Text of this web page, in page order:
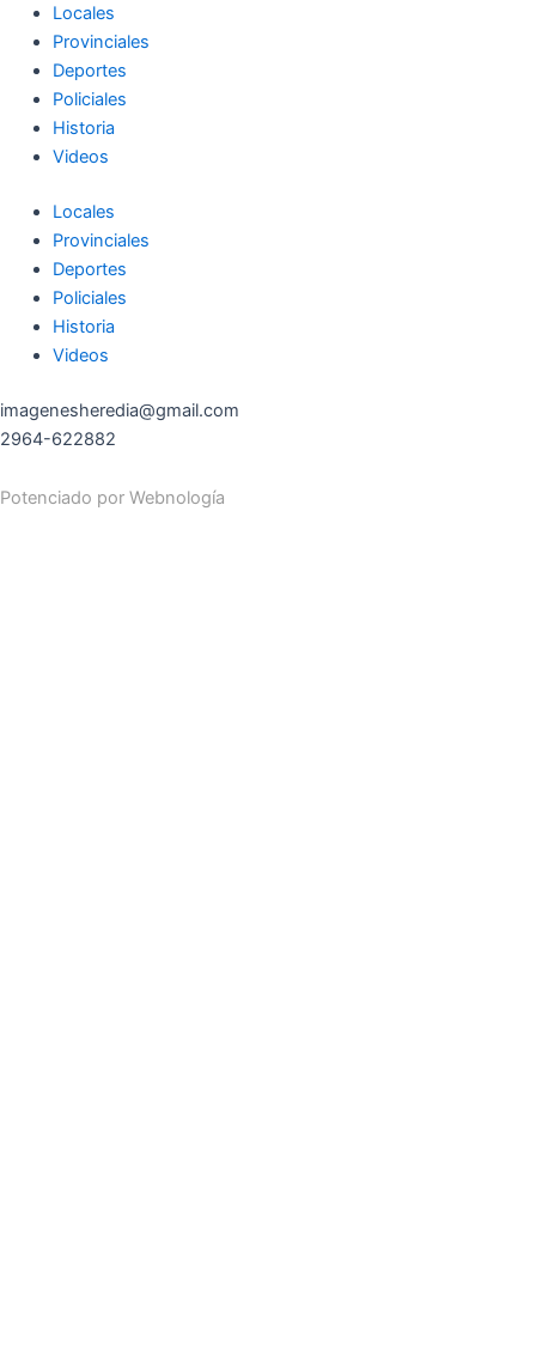
Locales
Provinciales
Deportes
Policiales
Historia
Videos
Locales
Provinciales
Deportes
Policiales
Historia
Videos
imagenesheredia@gmail.com
2964-622882
Potenciado por Webnología